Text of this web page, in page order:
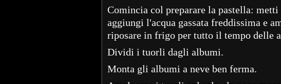
Comincia col preparare la pastella:
aggiungi l'acqua gassata freddissima e
riposare in frigo per tutto il tempo delle
Dividi i tuorli dagli albumi.
Monta gli albumi a neve ben ferma.